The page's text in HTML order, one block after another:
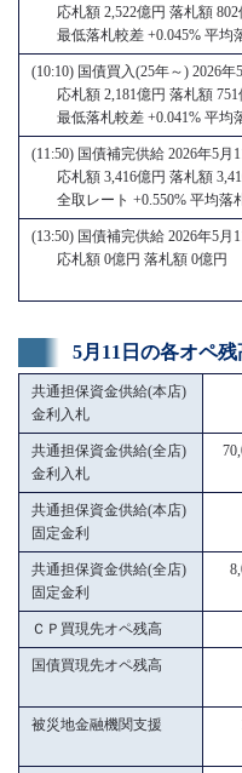
応札額 2,522億円 落札額 802
最低落札較差 +0.045% 平均
(10:10) 国債買入(25年～) 2026年
応札額 2,181億円 落札額 751
最低落札較差 +0.041% 平均
(11:50) 国債補完供給 2026年5月
応札額 3,416億円 落札額
全取レート +0.550% 平均落
(13:50) 国債補完供給 2026年5月
応札額 0億円 落札額 0億円
5月11日の各オペ
共通担保資金供給(本店)
金利入札
共通担保資金供給(全店)
金利入札
共通担保資金供給(本店)
固定金利
共通担保資金供給(全店)
固定金利
ＣＰ買現先オペ残高
国債買現先オペ残高
被災地金融機関支援